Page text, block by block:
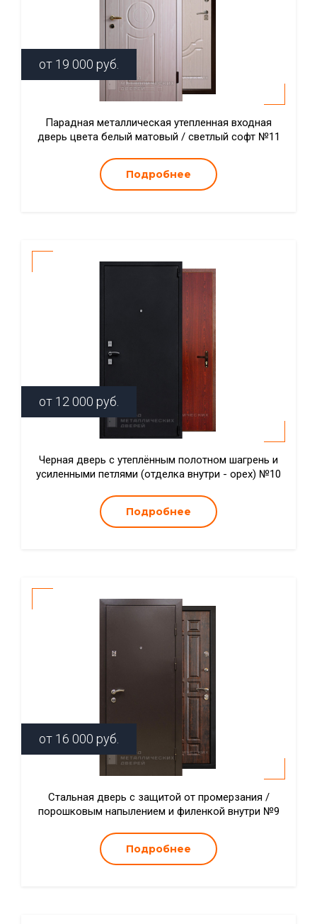
от 19 000 руб.
Парадная металлическая утепленная входная
дверь цвета белый матовый / светлый софт №11
Подробнее
от 12 000 руб.
Черная дверь с утеплённым полотном шагрень и
усиленными петлями (отделка внутри - орех) №10
Подробнее
от 16 000 руб.
Стальная дверь с защитой от промерзания /
порошковым напылением и филенкой внутри №9
Подробнее